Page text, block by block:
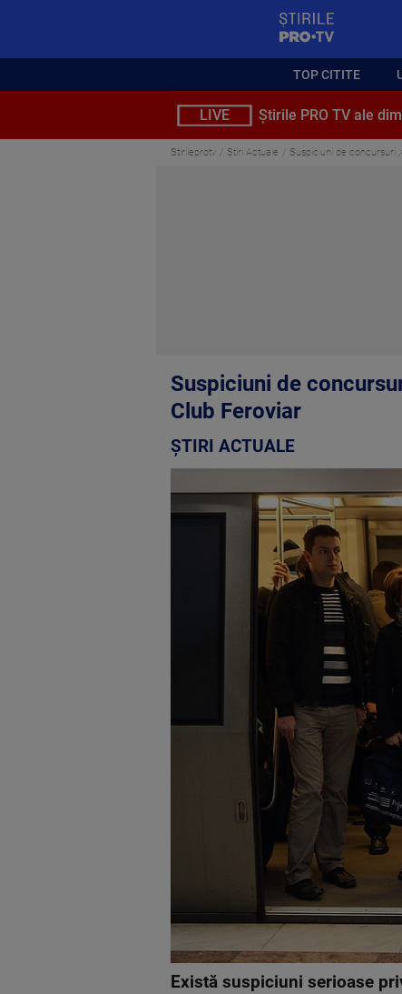
TOP CITITE
LIVE Știrile PRO TV ale
Stirileprotv Știri Actuale Suspiciuni de concursuri
Suspiciuni de
Club Feroviar
ȘTIRI ACTUALE
Există suspiciuni serioase